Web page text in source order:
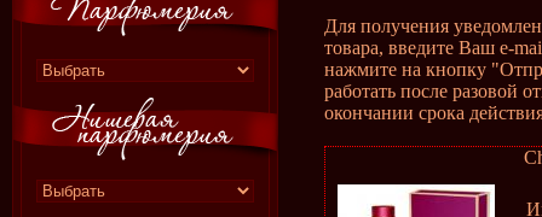
Для получения
товара, введите Ваш e-
нажмите на кнопку
работать после разовой
окончании срока